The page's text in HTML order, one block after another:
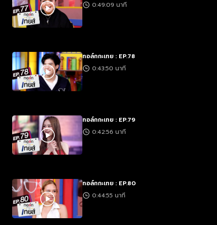
0:49:09 นาที
ทอล์กกะเทย : EP.78
0:43:50 นาที
ทอล์กกะเทย : EP.79
0:42:56 นาที
ทอล์กกะเทย : EP.80
0:44:55 นาที